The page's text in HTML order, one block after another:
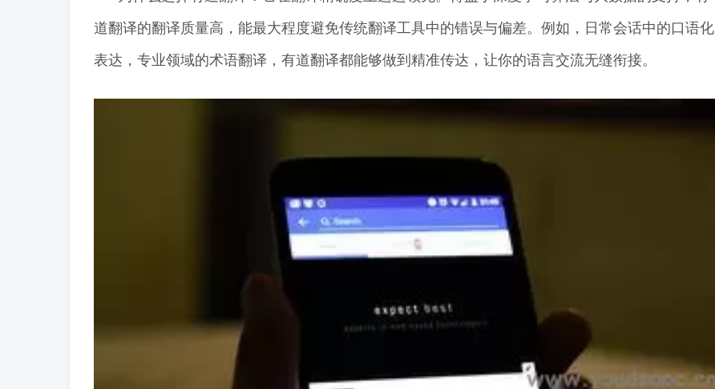
道翻译的翻译质量高，能最大程度避免传统翻译工具中的错误与偏差。例如，日常会话中的口语化
表达，专业领域的术语翻译，有道翻译都能够做到精准传达，让你的语言交流无缝衔接。